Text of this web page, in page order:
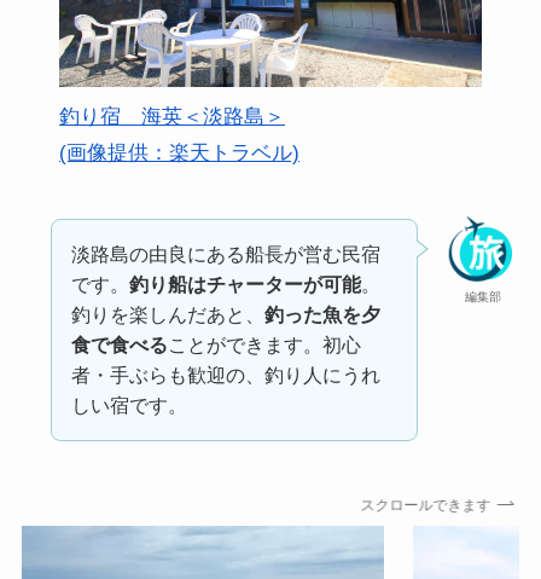
釣り宿 海英＜淡路島＞
(画像提供：楽天トラベル)
編集部
淡路島の由良にある船長が営む民宿
です。釣り船はチャーターが可能。
釣りを楽しんだあと、釣った魚を夕
食で食べることができます。初心
者・手ぶらも歓迎の、釣り人にうれ
しい宿です。
スクロールできます